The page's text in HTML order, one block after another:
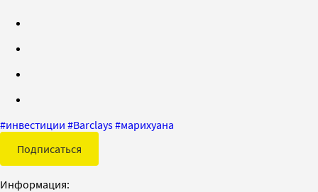
#инвестиции #Barclays#марихуана
Подписаться
Информация: